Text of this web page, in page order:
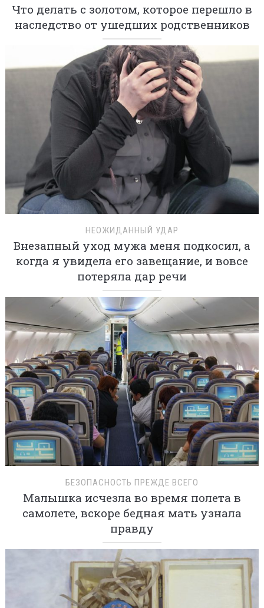
Что делать с золотом, которое перешло в
наследство от ушедших родственников
НЕОЖИДАННЫЙ УДАР
Внезапный уход мужа меня подкосил, а
когда я увидела его завещание, и вовсе
потеряла дар речи
БЕЗОПАСНОСТЬ ПРЕЖДЕ ВСЕГО
Малышка исчезла во время полета в
самолете, вскоре бедная мать узнала
правду